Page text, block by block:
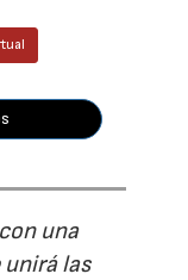
una
las